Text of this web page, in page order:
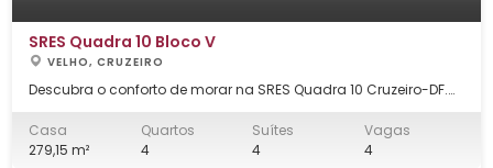
SRES Quadra 10 Bloco V
VELHO, CRUZEIRO
Descubra o conforto de morar na SRES Quadra 10 Cruzeiro-DF.
acabamento de qualidade e uma localização privilegiada,
perfeita para quem busca praticidade e estilo para sua família.
Casa
279,15 m²
Quartos
4
Suítes
4
Vagas
4